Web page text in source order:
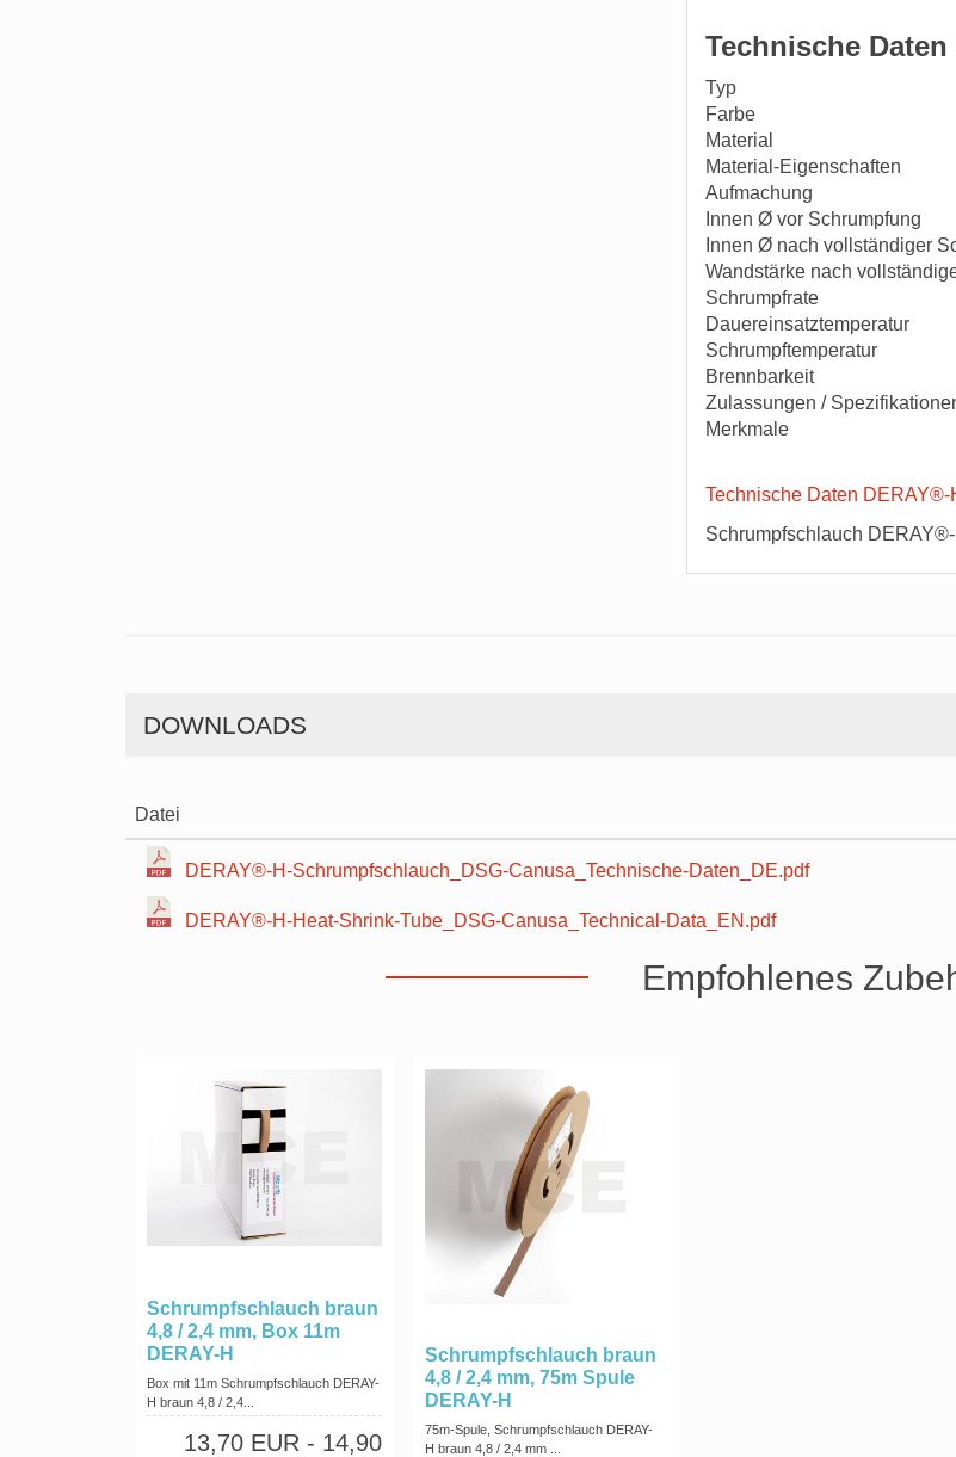
Technische
Typ
Farbe
Material
Material-Eigenschaften
Aufmachung
Innen Ø vor Schrumpfung
Innen Ø nach vollständiger
Wandstärke nach
Schrumpfrate
Dauereinsatztemperatur
Schrumpftemperatur
Brennbarkeit
Zulassungen /
Merkmale
Technische Daten
Schrumpfschlauch
DOWNLOADS
Datei
DERAY®-H-Schrumpfschlauch_DSG-Canusa_Technische-Daten_DE.pdf
DERAY®-H-Heat-Shrink-Tube_DSG-Canusa_Technical-Data_EN.pdf
Empfohlenes
Schrumpfschlauch braun
4,8 / 2,4 mm, Box 11m
DERAY-H
Box mit 11m Schrumpfschlauch DERAY-
H braun 4,8 / 2,4...
13,70 EUR - 14,90
Schrumpfschlauch braun
4,8 / 2,4 mm, 75m Spule
DERAY-H
75m-Spule, Schrumpfschlauch DERAY-
H braun 4,8 / 2,4 mm ...